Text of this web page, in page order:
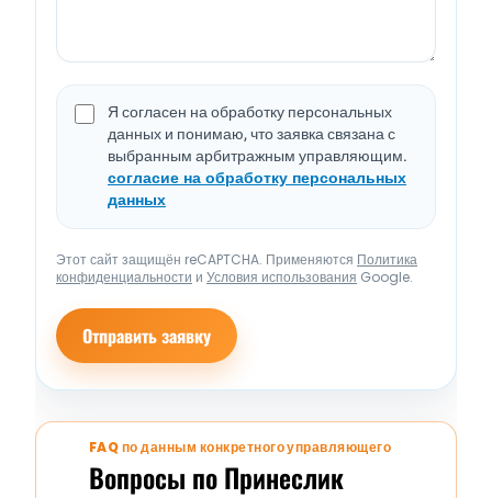
Я согласен на обработку персональных
данных и понимаю, что заявка связана с
выбранным арбитражным управляющим.
согласие на обработку персональных
данных
Этот сайт защищён reCAPTCHA. Применяются Политика
конфиденциальности и Условия использования Google.
Отправить заявку
FAQ по данным конкретного управляющего
Вопросы по Принеслик